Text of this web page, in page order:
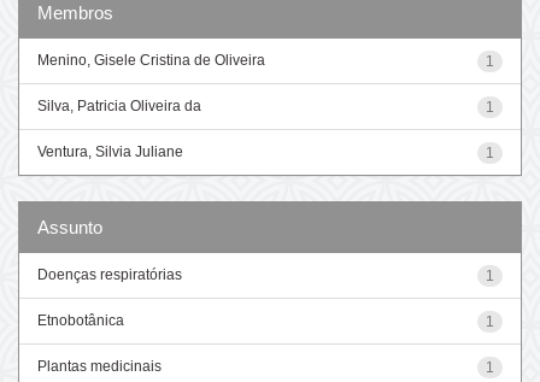
Membros
1
Menino, Gisele Cristina de Oliveira
1
Silva, Patricia Oliveira da
1
Ventura, Silvia Juliane
Assunto
1
Doenças respiratórias
1
Etnobotânica
1
Plantas medicinais